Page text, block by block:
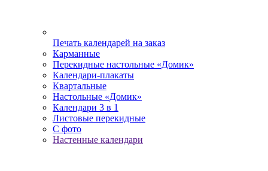
Печать календарей на заказ
Карманные
Перекидные настольные «Домик»
Календари-плакаты
Квартальные
Настольные «Домик»
Календари 3 в 1
Листовые перекидные
С фото
Настенные календари